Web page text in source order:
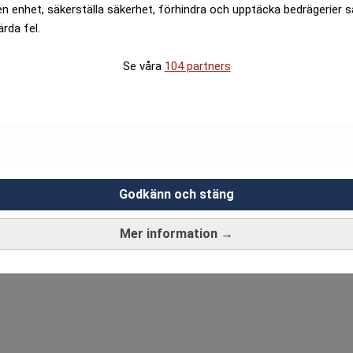
enhet, säkerställa säkerhet, förhindra och upptäcka bedrägerier
fel.
Se våra 104 partners
Mer information →
Godkänn och stäng